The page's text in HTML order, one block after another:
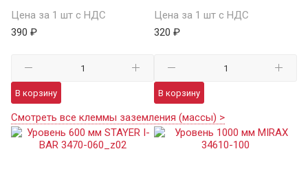
Цена за 1 шт с НДС
390 ₽
В корзину
Цена за 1 шт с НДС
320 ₽
В корзину
Смотреть все клеммы заземления (массы) >